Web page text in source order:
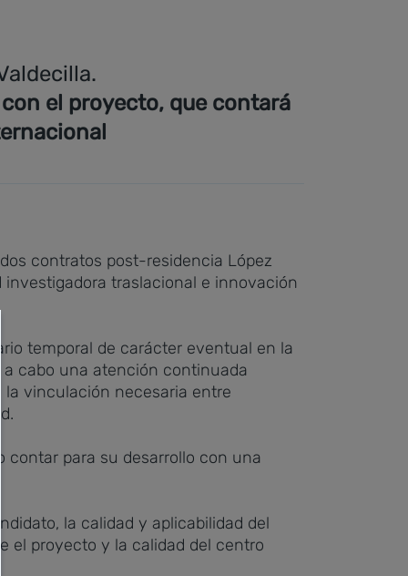
el proyecto, que contará
contratos post-residencia López
traslacional e innovación
temporal de carácter eventual en la
a cabo una atención continuada
vinculación necesaria entre
contar para su desarrollo con una
la calidad y aplicabilidad del
el proyecto y la calidad del centro